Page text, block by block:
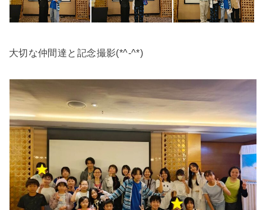
大切な仲間達と記念撮影(*^-^*)